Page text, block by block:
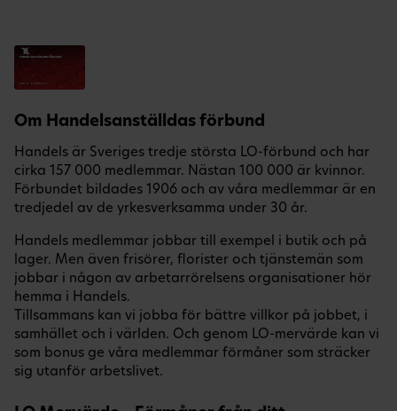
Om Handelsanställdas förbund
Handels är Sveriges tredje största LO-förbund och har
cirka 157 000 medlemmar. Nästan 100 000 är kvinnor.
Förbundet bildades 1906 och av våra medlemmar är en
tredjedel av de yrkesverksamma under 30 år.
Handels medlemmar jobbar till exempel i butik och på
lager. Men även frisörer, florister och tjänstemän som
jobbar i någon av arbetarrörelsens organisationer hör
hemma i Handels.
Tillsammans kan vi jobba för bättre villkor på jobbet, i
samhället och i världen. Och genom LO-mervärde kan vi
som bonus ge våra medlemmar förmåner som sträcker
sig utanför arbetslivet.